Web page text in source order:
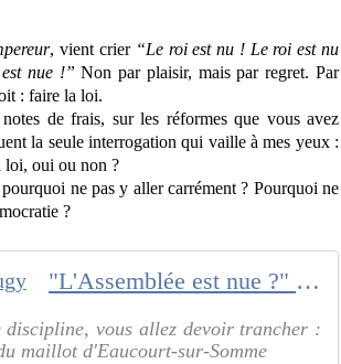
, vient crier “Le roi est nu ! Le roi est nu
est nue !” Non par plaisir, mais par regret. Par
: faire la loi.
de frais, sur les réformes que vous avez
la seule interrogation qui vaille à mes yeux :
loi, oui ou non ?
ne pas y aller carrément ? Pourquoi ne
?
"L'Assemblée est nue ?" Lettre ouverte à François de Rugy
discipline, vous allez devoir trancher :
maillot d'Eaucourt-sur-Somme